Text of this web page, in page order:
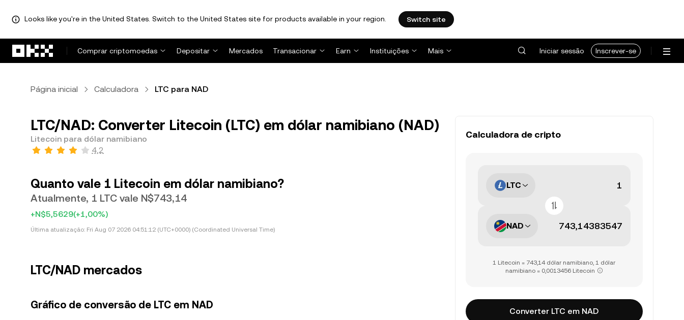
Looks like you're in the United States. Switch to the United States site for products available in your region. Switch site
Comprar criptomoedas
Depositar Mercados Transacionar Earn Instituições Mais Iniciar sessão Inscrever-se
Página inicial Calculadora LTC para NAD
LTC/NAD: Converter Litecoin (LTC) em dólar namibiano (NAD)
Litecoin para dólar namibiano
4,2
Quanto vale 1 Litecoin em dólar namibiano?
Atualmente, 1 LTC vale N$743,14
+N$5,5629(+1,00%)
Última atualização: Fri Aug 07 2026 04:51:12 (UTC+0000) (Coordinated Universal Time)
LTC/NAD mercados
Gráfico de conversão de LTC em NAD
Calculadora de cripto
LTC
NAD
1 Litecoin = 743,14 dólar namibiano, 1 dólar
namibiano = 0,0013456 Litecoin
Converter LTC em NAD